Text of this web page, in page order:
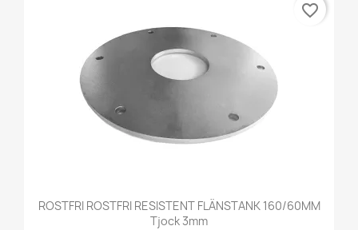
ROSTFRI ROSTFRI RESISTENT FLÄNSTANK 160/60MM
Tjock 3mm
favorite_border